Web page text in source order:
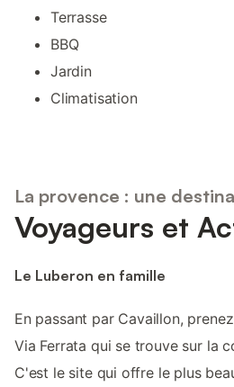
Terrasse
BBQ
Jardin
Climatisation
La provence : une
Voyageurs et
Le Luberon en famille
En passant par Cavaillon,
Via Ferrata qui se trouve sur la
C'est le site qui offre le plus